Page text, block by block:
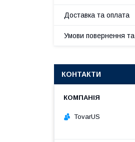
Доставка та оплата
Умови повернення та
КОНТАКТИ
TovarUS